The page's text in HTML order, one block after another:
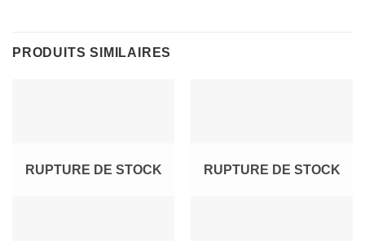
PRODUITS SIMILAIRES
RUPTURE DE STOCK RUPTURE DE STOCK